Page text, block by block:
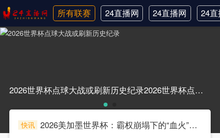
所有联赛
24直播网
日职联
24直播网
中甲
24
韩
2026世界杯点球大战或刷新历史纪录2026世界杯点球大战或刷新历史纪录
快讯
2026美加墨世界杯：霸权崩塌下的“血火”狂欢